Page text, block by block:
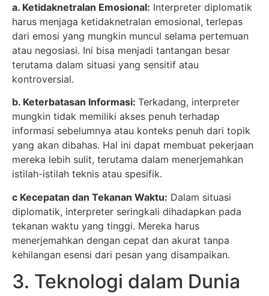
a. Ketidaknetralan Emosional: Interpreter diplomatik
harus menjaga ketidaknetralan emosional, terlepas
dari emosi yang mungkin muncul selama pertemuan
atau negosiasi. Ini bisa menjadi tantangan besar
terutama dalam situasi yang sensitif atau
kontroversial.
b. Keterbatasan Informasi: Terkadang, interpreter
mungkin tidak memiliki akses penuh terhadap
informasi sebelumnya atau konteks penuh dari topik
yang akan dibahas. Hal ini dapat membuat pekerjaan
mereka lebih sulit, terutama dalam menerjemahkan
istilah-istilah teknis atau spesifik.
c Kecepatan dan Tekanan Waktu: Dalam situasi
diplomatik, interpreter seringkali dihadapkan pada
tekanan waktu yang tinggi. Mereka harus
menerjemahkan dengan cepat dan akurat tanpa
kehilangan esensi dari pesan yang disampaikan.
3. Teknologi dalam Dunia